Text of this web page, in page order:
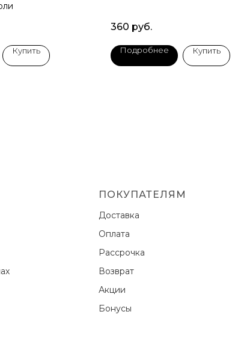
Купить
360 руб.
Подробнее Купить
ПОКУПАТЕЛЯМ
Доставка
Оплата
Рассрочка
Возврат
Акции
Бонусы